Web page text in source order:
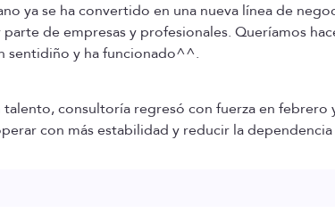
ya se ha convertido en una nueva línea de
de empresas y profesionales. Queríamos
sentidiño y ha funcionado^^.
consultoría regresó con fuerza en febrero
con más estabilidad y reducir la dependencia